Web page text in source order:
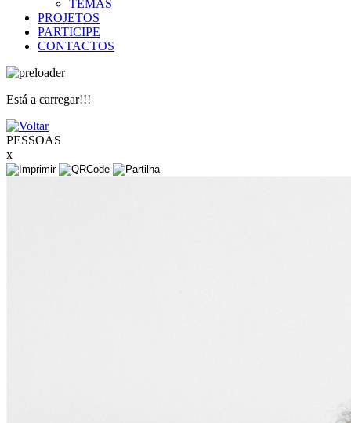
TEMAS
PROJETOS
PARTICIPE
CONTACTOS
Está a carregar!!!
PESSOAS
x